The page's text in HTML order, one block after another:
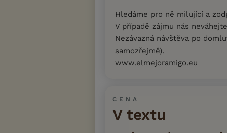
Hledáme pro ně milující a
V případě zájmu nás
Nezávazná návštěva po
samozřejmě).
www.elmejoramigo.eu
CENA
V textu